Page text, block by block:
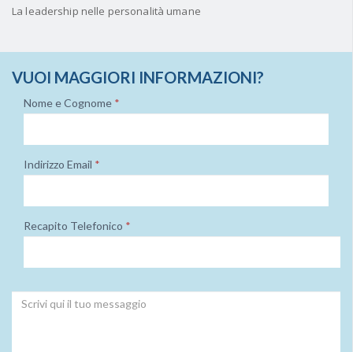
La leadership nelle personalità umane
VUOI MAGGIORI INFORMAZIONI?
Nome e Cognome *
Indirizzo Email *
Recapito Telefonico *